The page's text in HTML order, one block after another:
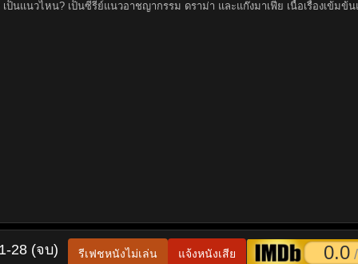
28 (จบ) รีเฟชหนังไม่เล่น แจ้งหนังเสีย 0.0